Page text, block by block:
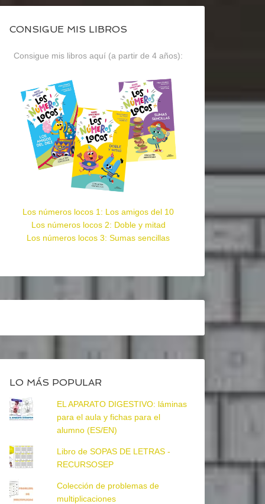
CONSIGUE MIS LIBROS
Consigue mis libros aquí (a partir de 4 años):
Los números locos 1: Los amigos del 10
Los números locos 2: Doble y mitad
Los números locos 3: Sumas sencillas
LO MÁS POPULAR
EL APARATO DIGESTIVO: láminas
para el aula y fichas para el
alumno (ES/EN)
Libro de SOPAS DE LETRAS -
RECURSOSEP
Colección de problemas de
multiplicaciones